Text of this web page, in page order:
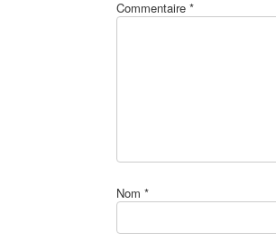
Commentaire *
Nom *